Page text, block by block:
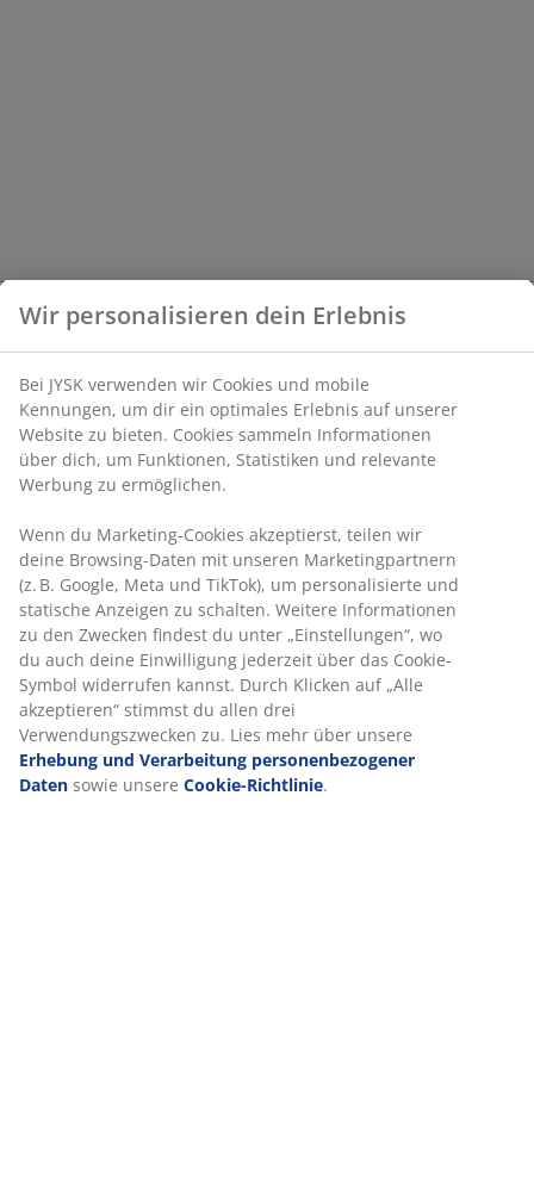
Wir personalisieren dein Erlebnis
Bei JYSK verwenden wir Cookies und mobile
Kennungen, um dir ein optimales Erlebnis auf unserer
Website zu bieten. Cookies sammeln Informationen
über dich, um Funktionen, Statistiken und relevante
Werbung zu ermöglichen.
Wenn du Marketing-Cookies akzeptierst, teilen wir
deine Browsing-Daten mit unseren Marketingpartnern
(z. B. Google, Meta und TikTok), um personalisierte und
statische Anzeigen zu schalten. Weitere Informationen
zu den Zwecken findest du unter „Einstellungen“, wo
du auch deine Einwilligung jederzeit über das Cookie-
Symbol widerrufen kannst. Durch Klicken auf „Alle
akzeptieren“ stimmst du allen drei
Verwendungszwecken zu. Lies mehr über unsere
Erhebung und Verarbeitung personenbezogener
Daten sowie unsere Cookie-Richtlinie.